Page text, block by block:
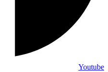
Youtube